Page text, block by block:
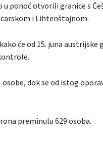
ponoć otvorili granice s
i Lihtenštajnom.
će od 15. juna austrijske
dok se od istog
preminulu 629 osoba.